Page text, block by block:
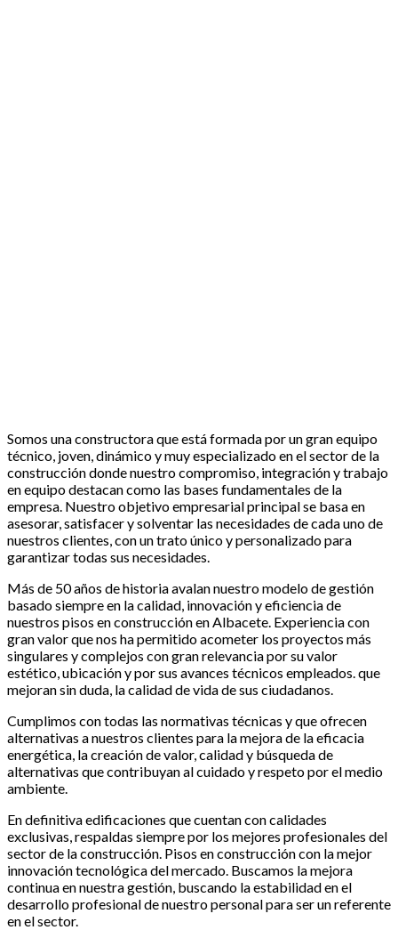
Somos una constructora que está formada por un gran equipo
técnico, joven, dinámico y muy especializado en el sector de la
construcción donde nuestro compromiso, integración y trabajo
en equipo destacan como las bases fundamentales de la
empresa. Nuestro objetivo empresarial principal se basa en
asesorar, satisfacer y solventar las necesidades de cada uno de
nuestros clientes, con un trato único y personalizado para
garantizar todas sus necesidades.
Más de 50 años de historia avalan nuestro modelo de gestión
basado siempre en la calidad, innovación y eficiencia de
nuestros pisos en construcción en Albacete. Experiencia con
gran valor que nos ha permitido acometer los proyectos más
singulares y complejos con gran relevancia por su valor
estético, ubicación y por sus avances técnicos empleados. que
mejoran sin duda, la calidad de vida de sus ciudadanos.
Cumplimos con todas las normativas técnicas y que ofrecen
alternativas a nuestros clientes para la mejora de la eficacia
energética, la creación de valor, calidad y búsqueda de
alternativas que contribuyan al cuidado y respeto por el medio
ambiente.
En definitiva edificaciones que cuentan con calidades
exclusivas, respaldas siempre por los mejores profesionales del
sector de la construcción. Pisos en construcción con la mejor
innovación tecnológica del mercado. Buscamos la mejora
continua en nuestra gestión, buscando la estabilidad en el
desarrollo profesional de nuestro personal para ser un referente
en el sector.